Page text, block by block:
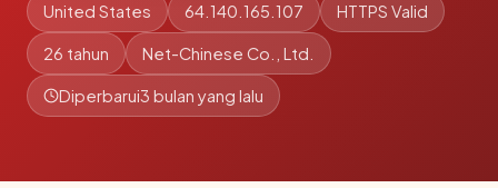
United States 64.140.165.107 HTTPS Valid
26 tahun Net-Chinese Co., Ltd.
Diperbarui3 bulan yang lalu